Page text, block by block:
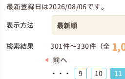
最新登録日は2026/08/06です。
表示方法
検索結果 301件～330件（全
前へ
・・・ 9 10 11